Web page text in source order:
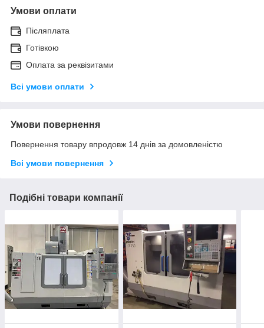
Умови оплати
Післяплата
Готівкою
Оплата за реквізитами
Всі умови оплати
Умови повернення
Повернення товару впродовж 14 днів за домовленістю
Всі умови повернення
Подібні товари компанії